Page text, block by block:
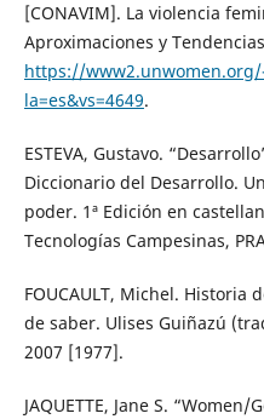
[CONAVIM]. La violencia
Aproximaciones y
https://
la=es&vs=4649.
ESTEVA, Gustavo.
Diccionario del Desarrollo.
poder. 1ª Edición en
Tecnologías Campesinas,
FOUCAULT, Michel. Historia
de saber. Ulises Guiñazú
2007 [1977].
JAQUETTE, Jane S.